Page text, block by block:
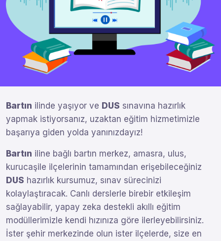
Bartın ilinde yaşıyor ve DUS sınavına hazırlık
yapmak istiyorsanız, uzaktan eğitim hizmetimizle
başarıya giden yolda yanınızdayız!
Bartın iline bağlı bartın merkez, amasra, ulus,
kurucaşile ilçelerinin tamamından erişebileceğiniz
DUS hazırlık kursumuz, sınav sürecinizi
kolaylaştıracak. Canlı derslerle birebir etkileşim
sağlayabilir, yapay zeka destekli akıllı eğitim
modüllerimizle kendi hızınıza göre ilerleyebilirsiniz.
İster şehir merkezinde olun ister ilçelerde, size en